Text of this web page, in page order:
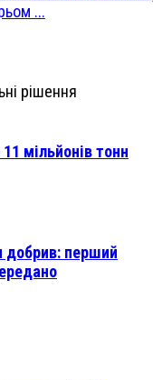
...
мільйонів тонн
добрив: перший